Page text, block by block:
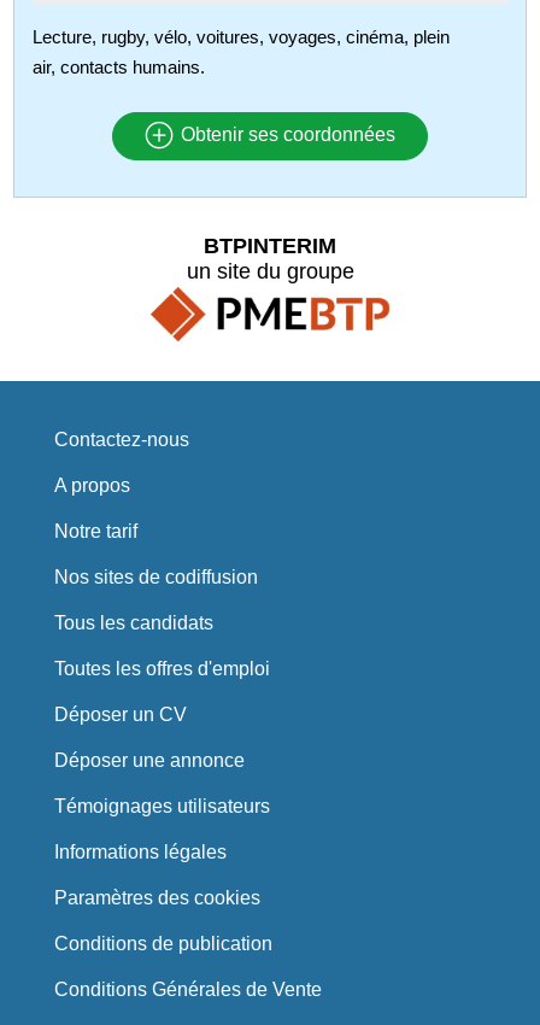
Lecture, rugby, vélo, voitures, voyages, cinéma, plein
air, contacts humains.
Obtenir ses coordonnées
BTPINTERIM
un site du groupe
Contactez-nous
A propos
Notre tarif
Nos sites de codiffusion
Tous les candidats
Toutes les offres d'emploi
Déposer un CV
Déposer une annonce
Témoignages utilisateurs
Informations légales
Paramètres des cookies
Conditions de publication
Conditions Générales de Vente